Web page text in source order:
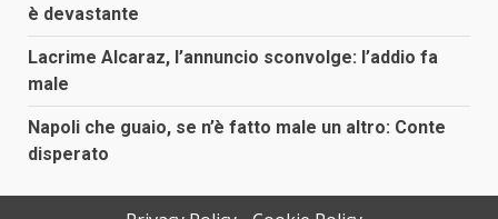
è devastante
Lacrime Alcaraz, l’annuncio sconvolge: l’addio fa
male
Napoli che guaio, se n’è fatto male un altro: Conte
disperato